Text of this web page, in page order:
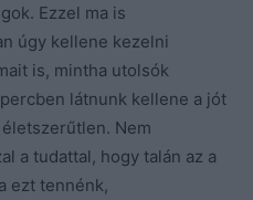
Ezzel ma is
úgy kellene kezelni
is, mintha utolsók
látnunk kellene a jót
Nem
a tudattal, hogy talán az a
ezt tennénk,